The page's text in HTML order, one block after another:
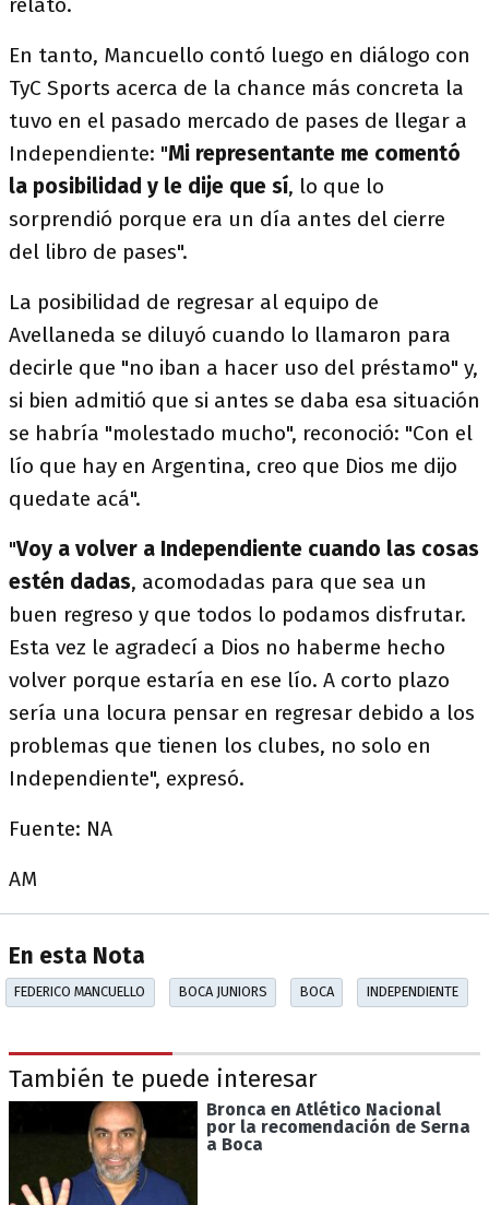
En tanto, Mancuello contó luego en diálogo con
TyC Sports acerca de la chance más concreta la
tuvo en el pasado mercado de pases de llegar a
Independiente: "Mi representante me comentó
la posibilidad y le dije que sí, lo que lo
sorprendió porque era un día antes del cierre
del libro de pases".
La posibilidad de regresar al equipo de
Avellaneda se diluyó cuando lo llamaron para
decirle que "no iban a hacer uso del préstamo" y,
si bien admitió que si antes se daba esa situación
se habría "molestado mucho", reconoció: "Con el
lío que hay en Argentina, creo que Dios me dijo
quedate acá".
"Voy a volver a Independiente cuando las cosas
estén dadas, acomodadas para que sea un
buen regreso y que todos lo podamos disfrutar.
Esta vez le agradecí a Dios no haberme hecho
volver porque estaría en ese lío. A corto plazo
sería una locura pensar en regresar debido a los
problemas que tienen los clubes, no solo en
Independiente", expresó.
Fuente: NA
AM
En esta Nota
FEDERICO MANCUELLO BOCA JUNIORS BOCA INDEPENDIENTE
También te puede interesar
Bronca en Atlético Nacional
por la recomendación de Serna
a Boca